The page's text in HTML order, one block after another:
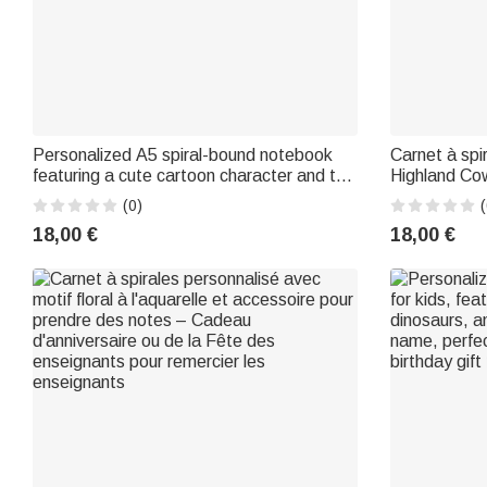
Personalized A5 spiral-bound notebook
featuring a cute cartoon character and the
child's first name – A birthday gift for
boys, girls, and children, perfect for
everyday use
(0)
18,00 €
Carnet à
Highland
de balle,
destiné aux
18,00 €